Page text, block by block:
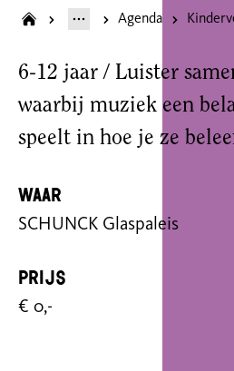
Agenda
6-12 jaar / Luister
waarbij muziek een
speelt in hoe je ze
Waar
SCHUNCK Glaspaleis
Prijs
€ 0,-